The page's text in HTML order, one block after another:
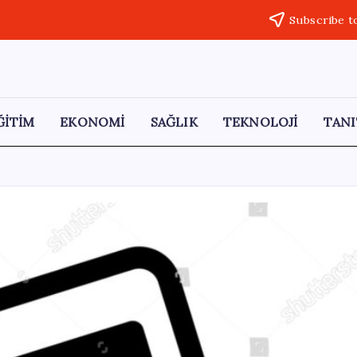
Subscribe
EKONOMİ SAĞLIK TEKNOLOJİ